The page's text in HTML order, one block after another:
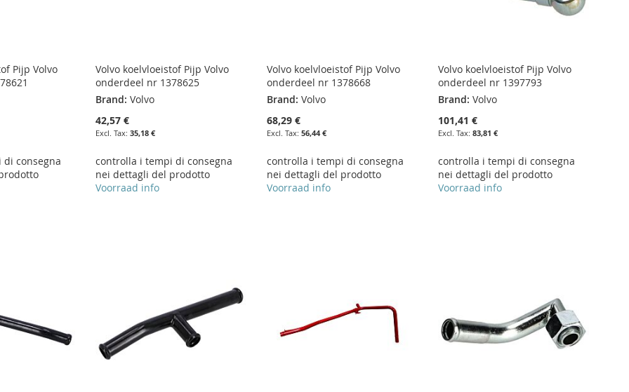
Pijp Volvo
consegna
Volvo koelvloeistof Pijp Volvo
onderdeel nr 1378625
Brand: Volvo
42,57 €
35,18 €
controlla i tempi di consegna
nei dettagli del prodotto
Voorraad info
Volvo koelvloeistof Pijp Volvo
onderdeel nr 1378668
Brand: Volvo
68,29 €
56,44 €
controlla i tempi di consegna
nei dettagli del prodotto
Voorraad info
Volvo koelvloeistof Pijp Volvo
onderdeel nr 1397793
Brand: Volvo
101,41 €
83,81 €
controlla i tempi di consegna
nei dettagli del prodotto
Voorraad info